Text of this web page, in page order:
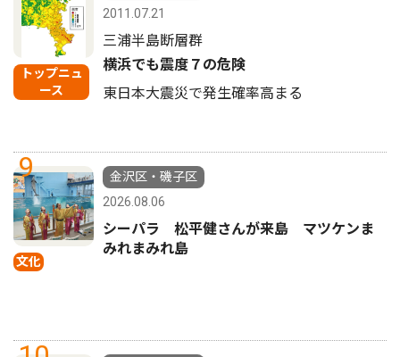
トップニュ
ース
2011.07.21
三浦半島断層群
横浜でも震度７の危険
東日本大震災で発生確率高まる
9
文化
金沢区・磯子区
2026.08.06
シーパラ 松平健さんが来島 マツケンま
みれまみれ島